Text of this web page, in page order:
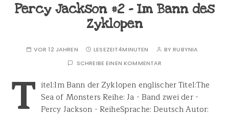
Percy Jackson #2 – Im Bann des
Zyklopen
VOR 12 JAHREN LESEZEIT4MINUTEN BYRUBYNIA
SCHREIBE EINEN KOMMENTAR
T itel:Im Bann der Zyklopen englischer Titel:The
Sea of Monsters Reihe: Ja - Band zwei der -
Percy Jackson - ReiheSprache: Deutsch Autor: